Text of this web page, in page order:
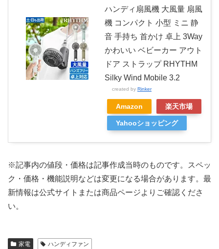
ハンディ扇風機 大風量 扇風
機 コンパクト 小型 ミニ 静
音 手持ち 首かけ 卓上 3Way
かわいい ベビーカー アウト
ドア ストラップ RHYTHM
Silky Wind Mobile 3.2
created by Rinker
Amazon 楽天市場
Yahooショッピング
※記事内の値段・価格は記事作成当時のものです。
スペッ
ク・価格・機能説明などは変更になる場合があります。最
新情報は公式サイトまたは商品ページよりご確認くださ
い。
家電 ハンディファン